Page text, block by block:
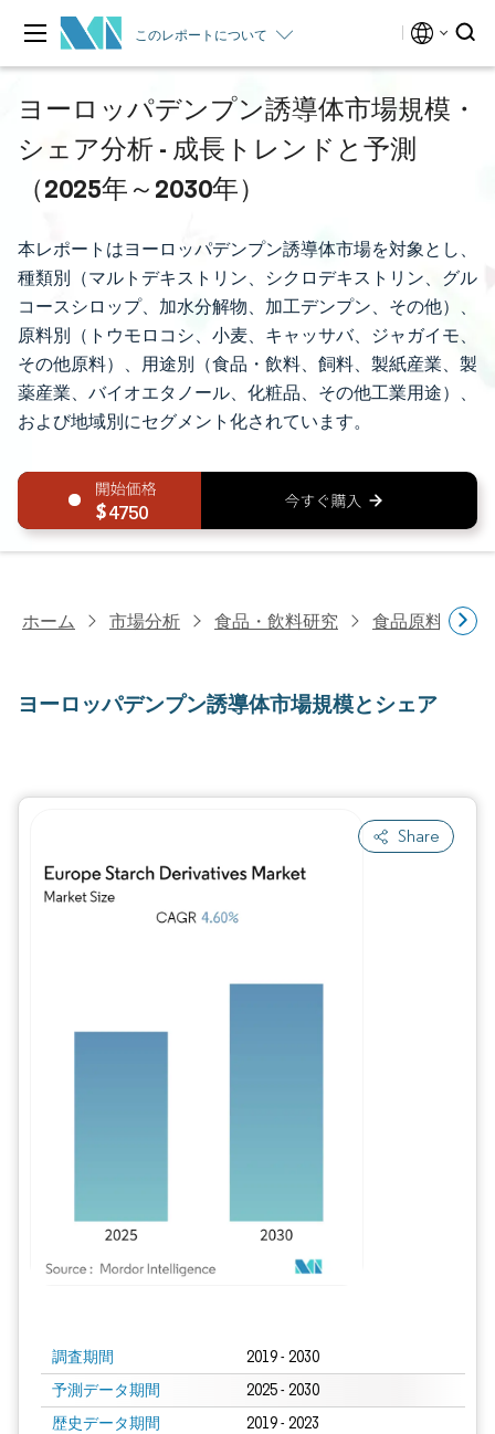
このレポートについて
ヨーロッパデンプン誘導体市場規模・
シェア分析 - 成長トレンドと予測
（2025年～2030年）
本レポートはヨーロッパデンプン誘導体市場を対象とし、
種類別（マルトデキストリン、シクロデキストリン、グル
コースシロップ、加水分解物、加工デンプン、その他）、
原料別（トウモロコシ、小麦、キャッサバ、ジャガイモ、
その他原料）、用途別（食品・飲料、飼料、製紙産業、製
薬産業、バイオエタノール、化粧品、その他工業用途）、
および地域別にセグメント化されています。
4750
ホーム 市場分析 食品・飲料研究 食品原料・食
ヨーロッパデンプン誘導体市場規模とシェア
Share
調査期間 2019 - 2030
予測データ期間 2025 - 2030
歴史データ期間 2019 - 2023